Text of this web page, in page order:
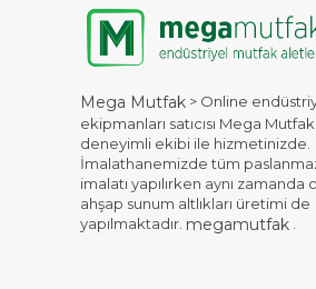
Mega Mutfak > Online
ekipmanları satıcısı Mega
deneyimli ekibi ile hizmetinizde.
İmalathanemizde tüm
imalatı yapılırken aynı zamanda
ahşap sunum altlıkları üretimi de
yapılmaktadır. megamutfak